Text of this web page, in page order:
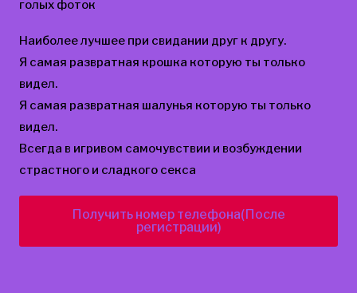
голых фоток
Наиболее лучшее при свидании друг к другу.
Я самая развратная крошка которую ты только
видел.
Я самая развратная шалунья которую ты только
видел.
Всегда в игривом самочувствии и возбуждении
страстного и сладкого секса
Получить номер телефона(После
регистрации)